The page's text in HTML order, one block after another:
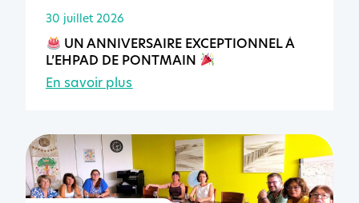
30 juillet 2026
UN ANNIVERSAIRE EXCEPTIONNEL À
L’EHPAD DE PONTMAIN
En savoir plus